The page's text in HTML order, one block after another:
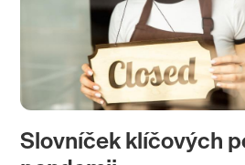
Slovníček klíčových